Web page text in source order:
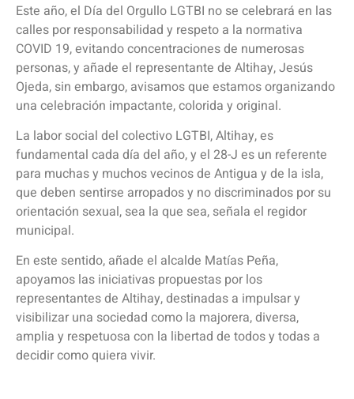
Este año, el Día del Orgullo LGTBI no se celebrará en las
calles por responsabilidad y respeto a la normativa
COVID 19, evitando concentraciones de numerosas
personas, y añade el representante de Altihay, Jesús
Ojeda, sin embargo, avisamos que estamos organizando
una celebración impactante, colorida y original.
La labor social del colectivo LGTBI, Altihay, es
fundamental cada día del año, y el 28-J es un referente
para muchas y muchos vecinos de Antigua y de la isla,
que deben sentirse arropados y no discriminados por su
orientación sexual, sea la que sea, señala el regidor
municipal.
En este sentido, añade el alcalde Matías Peña,
apoyamos las iniciativas propuestas por los
representantes de Altihay, destinadas a impulsar y
visibilizar una sociedad como la majorera, diversa,
amplia y respetuosa con la libertad de todos y todas a
decidir como quiera vivir.